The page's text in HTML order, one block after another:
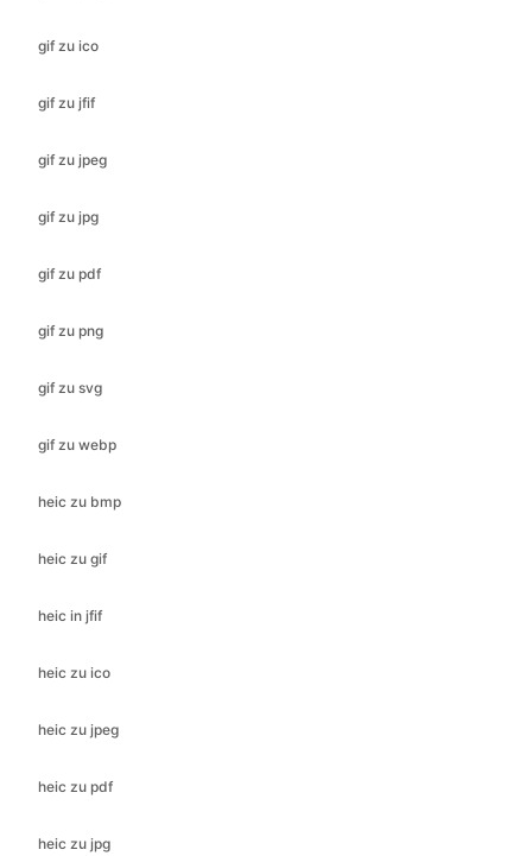
gif zu jpeg
gif zu jpg
gif zu pdf
gif zu png
gif zu svg
gif zu webp
heic zu bmp
heic zu gif
heic in jfif
heic zu ico
heic zu jpeg
heic zu pdf
heic zu jpg
heic zu png